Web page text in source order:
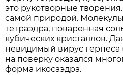
это рукотворные
самой природой.
тетраэдра, поваренная
кубических кристаллов.
невидимый вирус герпеса
на поверку оказался
форма икосаэдра.